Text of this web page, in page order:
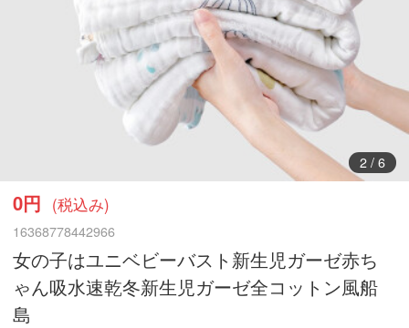
3/ 6
0円 (税込み)
16368778442966
女の子はユニベビーバスト新生児ガーゼ赤ち
ゃん吸水速乾冬新生児ガーゼ全コットン風船
島